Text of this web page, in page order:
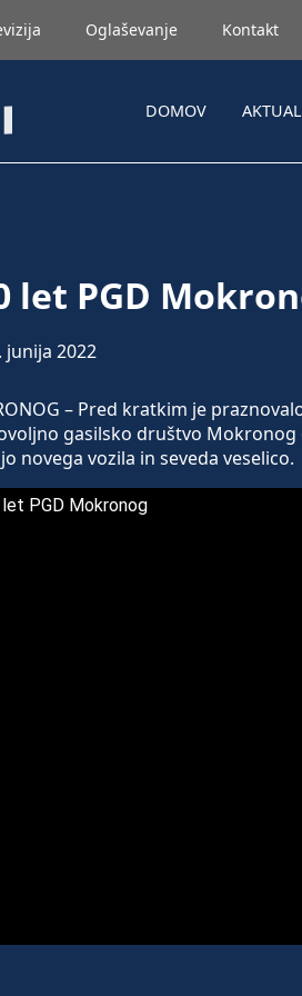
Oglaševanje Kontakt
DOMOV
let PGD
junija 2022
– Pred kratkim je
gasilsko društvo Mokronog
novega vozila in seveda veselico.
PGD Mokronog